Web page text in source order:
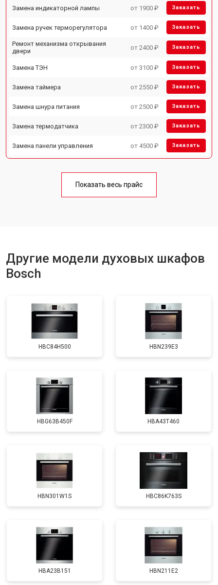
Замена индикаторной лампы от 1900 ₽ Заказать
Замена ручек терморегулятора от 1400 ₽ Заказать
Ремонт механизма открывания
двери
от 2400 ₽ Заказать
Замена ТЭН от 3100 ₽ Заказать
Замена таймера от 2550 ₽ Заказать
Замена шнура питания от 2500 ₽ Заказать
Замена термодатчика от 2300 ₽ Заказать
Замена панели управления от 4500 ₽ Заказать
Показать весь прайс
Другие модели духовых шкафов
Bosch
HBC84H500 HBN239E3
HBG63B450F HBA43T460
HBN301W1S HBC86K763S
HBA23B151 HBN211E2